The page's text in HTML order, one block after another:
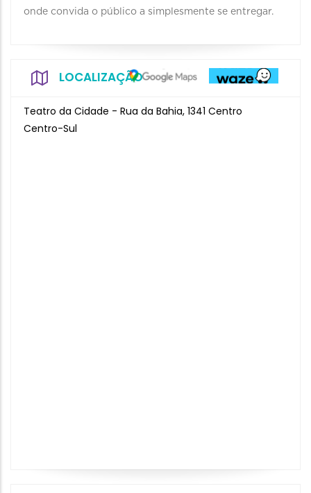
onde convida o público a simplesmente se entregar.
LOCALIZAÇÃO
Teatro da Cidade - Rua da Bahia, 1341 Centro
Centro-Sul